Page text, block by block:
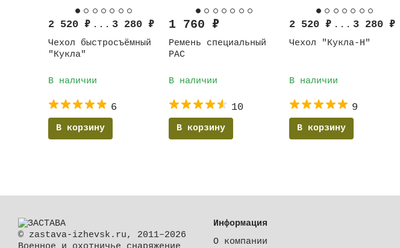
2 520 ₽ ... 3 280 ₽
Чехол быстросъёмный
"Кукла"
В наличии
6
В корзину
1 760 ₽
Ремень специальный
РАС
В наличии
10
В корзину
2 520 ₽ ... 3 280 ₽
Чехол "Кукла-Н"
В наличии
9
В корзину
© zastava-izhevsk.ru, 2011–2026
Информация
О компании